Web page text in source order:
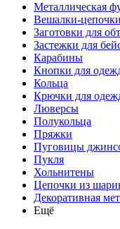
Металлическая
Вешалки-цепочки
Заготовки для
Застежки для
Карабины
Кнопки для
Кольца
Крючки для
Люверсы
Полукольца
Пряжки
Пуговицы
Пукля
Хольнитены
Цепочки из
Декоративная
Ещё